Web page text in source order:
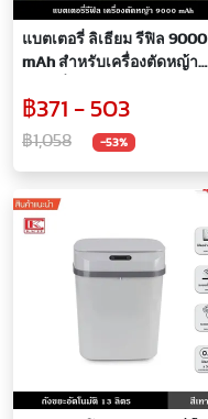
แบตเตอรี่ ลิเธียม รีฟิล 9000
mAh สำหรับเครื่องตัดหญ้า
ชาร์จ
฿371 - 503
฿1,058 -53%